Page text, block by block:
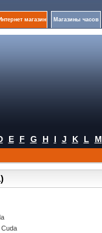
магазин Магазины часов
E F G H I J K L M
Cuda